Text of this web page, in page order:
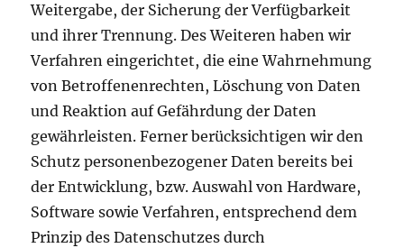
Weitergabe, der Sicherung der Verfügbarkeit
und ihrer Trennung. Des Weiteren haben wir
Verfahren eingerichtet, die eine Wahrnehmung
von Betroffenenrechten, Löschung von Daten
und Reaktion auf Gefährdung der Daten
gewährleisten. Ferner berücksichtigen wir den
Schutz personenbezogener Daten bereits bei
der Entwicklung, bzw. Auswahl von Hardware,
Software sowie Verfahren, entsprechend dem
Prinzip des Datenschutzes durch